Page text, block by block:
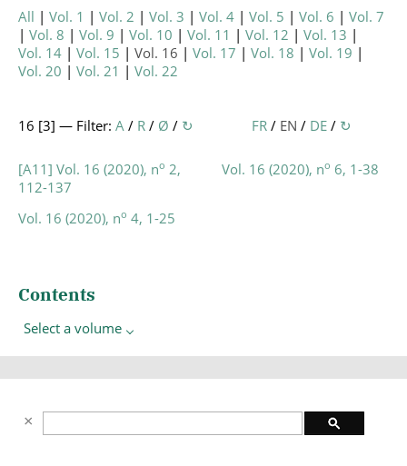
All Vol. 1 Vol. 2 Vol. 3 Vol. 4 Vol. 5 Vol. 6
Vol. 7
Vol. 8
Vol. 9 Vol. 10 Vol. 11 Vol. 12
Vol. 13
Vol. 14
Vol. 15 Vol. 16 Vol. 17 Vol. 18
Vol. 19
Vol. 20
Vol. 21 Vol. 22
16 [3] — Filter: A / R / Ø / ↻ FR / EN / DE / ↻
[A11] Vol. 16 (2020), no 2,
112-137
Vol. 16 (2020), no 4, 1-25
Vol. 16 (2020), no 6, 1-38
Contents
Select a volume